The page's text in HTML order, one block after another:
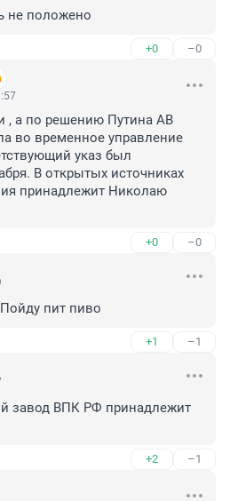
не положено
+0 –0
, а по решению Путина АВ
во временное управление
указ был
В открытых источниках
принадлежит Николаю
+0 –0
пит пиво
+1 –1
завод ВПК РФ принадлежит
+2 –1